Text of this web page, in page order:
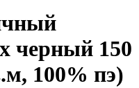
черный 150
100% пэ)